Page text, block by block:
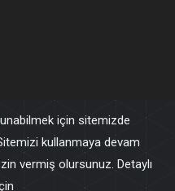
için sitemizde
kullanmaya devam
vermiş olursunuz. Detaylı